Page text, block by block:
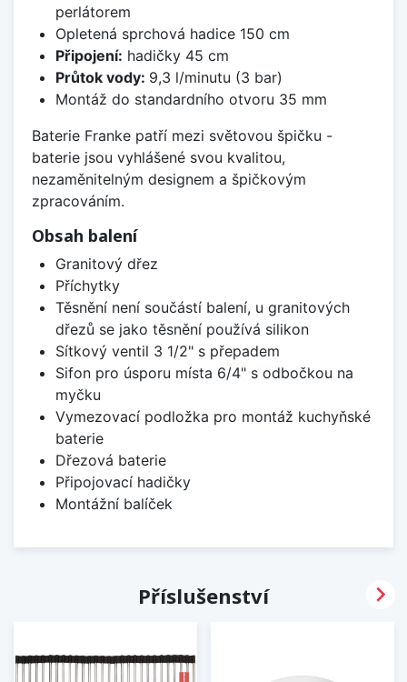
perlátorem
Opletená sprchová hadice 150 cm
Připojení: hadičky 45 cm
Průtok vody: 9,3 l/minutu (3 bar)
Montáž do standardního otvoru 35 mm
Baterie Franke patří mezi světovou špičku -
baterie jsou vyhlášené svou kvalitou,
nezaměnitelným designem a špičkovým
zpracováním.
Obsah balení
Granitový dřez
Příchytky
Těsnění není součástí balení, u granitových
dřezů se jako těsnění používá silikon
Sítkový ventil 3 1/2" s přepadem
Sifon pro úsporu místa 6/4" s odbočkou na
myčku
Vymezovací podložka pro montáž kuchyňské
baterie
Dřezová baterie
Připojovací hadičky
Montážní balíček
Příslušenství 